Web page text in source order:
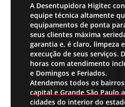
A Desentupidora Higitec
equipe técnica altamente
equipamentos de ponta
seus clientes máxima
garantia e, é claro, limpeza
execução de seus serviços.
horas com atendimento
e Domingos e Feriados.
Atendemos todos os
capital e Grande São Paulo
cidades do interior do